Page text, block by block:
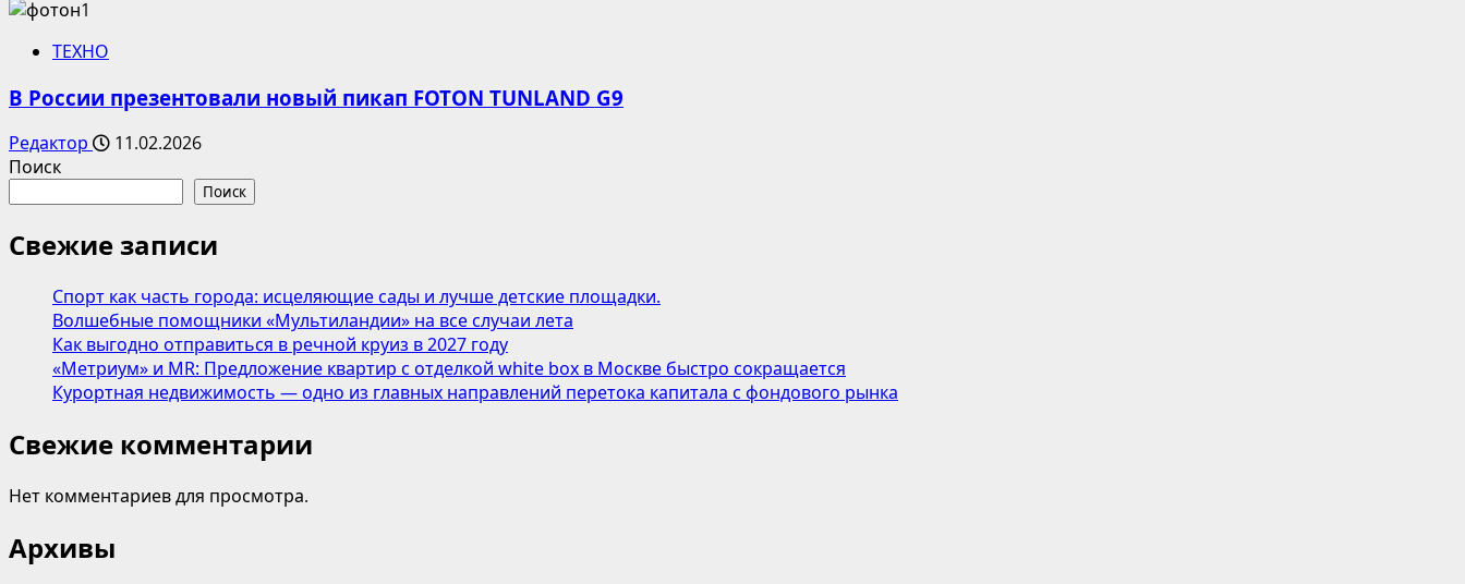
ТЕХНО
В России презентовали новый пикап FOTON TUNLAND G9
Редактор
11.02.2026
Поиск
Поиск
Свежие записи
Спорт как часть города: исцеляющие сады и лучше детские площадки.
Волшебные помощники «Мультиландии» на все случаи лета
Как выгодно отправиться в речной круиз в 2027 году
«Метриум» и MR: Предложение квартир с отделкой white box в Москве быстро сокращается
Курортная недвижимость — одно из главных направлений перетока капитала с фондового рынка
Свежие комментарии
Нет комментариев для просмотра.
Архивы